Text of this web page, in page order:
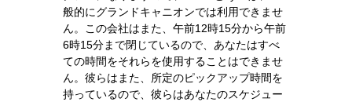
般的にグランドキャニオンでは利用できませ
ん。この会社はまた、午前12時15分から午前
6時15分まで閉じているので、あなたはすべ
ての時間をそれらを使用することはできませ
ん。彼らはまた、所定のピックアップ時間を
持っているので、彼らはあなたのスケジュー